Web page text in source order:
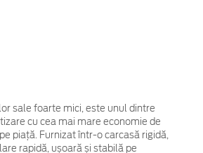
sale foarte mici, este unul dintre
cu cea mai mare economie de
piață. Furnizat într-o carcasă rigidă,
rapidă, ușoară și stabilă pe